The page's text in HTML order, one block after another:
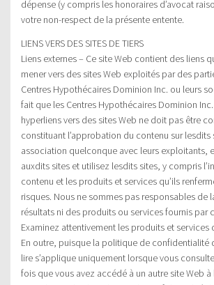
dépense (y compris les honoraires d’avocat
votre non-respect de la présente entente.
LIENS VERS DES SITES DE TIERS
Liens externes – Ce site Web contient des liens
mener vers des sites Web exploités par des
Centres Hypothécaires Dominion Inc. ou leurs
fait que les Centres Hypothécaires Dominion
hyperliens vers des sites Web ne doit pas être
constituant l’approbation du contenu sur lesdits
association quelconque avec leurs exploitants,
auxdits sites et utilisez lesdits sites, y compris
contenu et les produits et services qu’ils
risques. Nous ne sommes pas responsables de
résultats ni des produits ou services fournis par
Examinez attentivement les produits et services
En outre, puisque la politique de confidentialité
lire s’applique uniquement lorsque vous
fois que vous avez accédé à un autre site Web à